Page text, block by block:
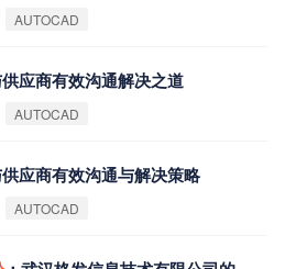
AUTOCAD
应商有效沟通解决之道
AUTOCAD
应商有效沟通与解决策略
AUTOCAD